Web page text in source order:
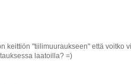
keittiön "tiilimuuraukseen" että voitko
laatoilla? =)